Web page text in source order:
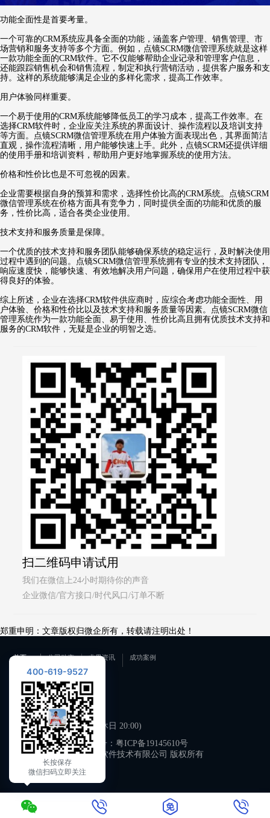
功能全面性是首要考量。
一个可靠的CRM系统应具备全面的功能，涵盖客户管理、销售管理、市
场营销和服务支持等多个方面。例如，点镜SCRM微信管理系统就是这样
一款功能全面的CRM软件。它不仅能够帮助企业记录和管理客户信息，
还能跟踪销售机会和销售流程，制定和执行营销活动，提供客户服务和支
持。这样的系统能够满足企业的多样化需求，提高工作效率。
用户体验同样重要。
一个易于使用的CRM系统能够降低员工的学习成本，提高工作效率。在
选择CRM软件时，企业应关注系统的界面设计、操作流程以及培训支持
等方面。点镜SCRM微信管理系统在用户体验方面表现出色，其界面简洁
直观，操作流程清晰，用户能够快速上手。此外，点镜SCRM还提供详细
的使用手册和培训资料，帮助用户更好地掌握系统的使用方法。
价格和性价比也是不可忽视的因素。
企业需要根据自身的预算和需求，选择性价比高的CRM系统。点镜SCRM
微信管理系统在价格方面具有竞争力，同时提供全面的功能和优质的服
务，性价比高，适合各类企业使用。
技术支持和服务质量是保障。
一个优质的技术支持和服务团队能够确保系统的稳定运行，及时解决使用
过程中遇到的问题。点镜SCRM微信管理系统拥有专业的技术支持团队，
响应速度快，能够快速、有效地解决用户问题，确保用户在使用过程中获
得良好的体验。
综上所述，企业在选择CRM软件供应商时，应综合考虑功能全面性、用
户体验、价格和性价比以及技术支持和服务质量等因素。点镜SCRM微信
管理系统作为一款功能全面、易于使用、性价比高且拥有优质技术支持和
服务的CRM软件，无疑是企业的明智之选。
扫二维码申请试用
我们在微信上24小时期待你的声音
企业微信/官方接口/时代风口/订单不断
郑重申明：文章版权归微企所有，转载请注明出处！
首页 公司动态 业界资讯 成功案例
联系我们
400-619-9527
工作日 09:00-21:00 (双休日 20:00)
备案号： 粤ICP备19145610号
广州微企软件技术有限公司 版权所有
400-619-9527
长按保存
微信扫码立即关注